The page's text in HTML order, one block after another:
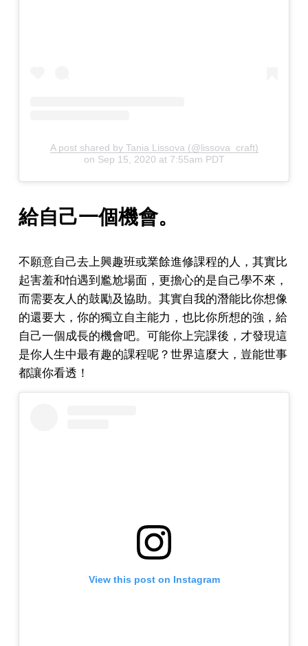
A post shared by Tania Lissova (@lissova_craft)
on Sep 15, 2020 at 7:55am PDT
給自己一個機會。
不願意自己去上興趣班或業餘進修課程的人，其實比
起害羞和怕遇到尷尬場面，更擔心的是自己學不來，
而需要友人的鼓勵及協助。其實自我的潛能比你想像
的還要大，你的獨立自主能力，也比你所想的強，給
自己一個成長的機會吧。可能你上完課後，才發現這
是你人生中最有趣的課程呢？世界這麼大，豈能世事
都讓你看透！
View this post on Instagram